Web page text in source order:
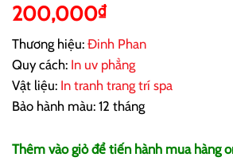
200,000₫
Thương hiệu: Đinh Phan
Quy cách: In uv phẳng
Vật liệu: In tranh trang trí spa
Bảo hành màu: 12 tháng
Thêm vào giỏ để tiến hành mua hàng